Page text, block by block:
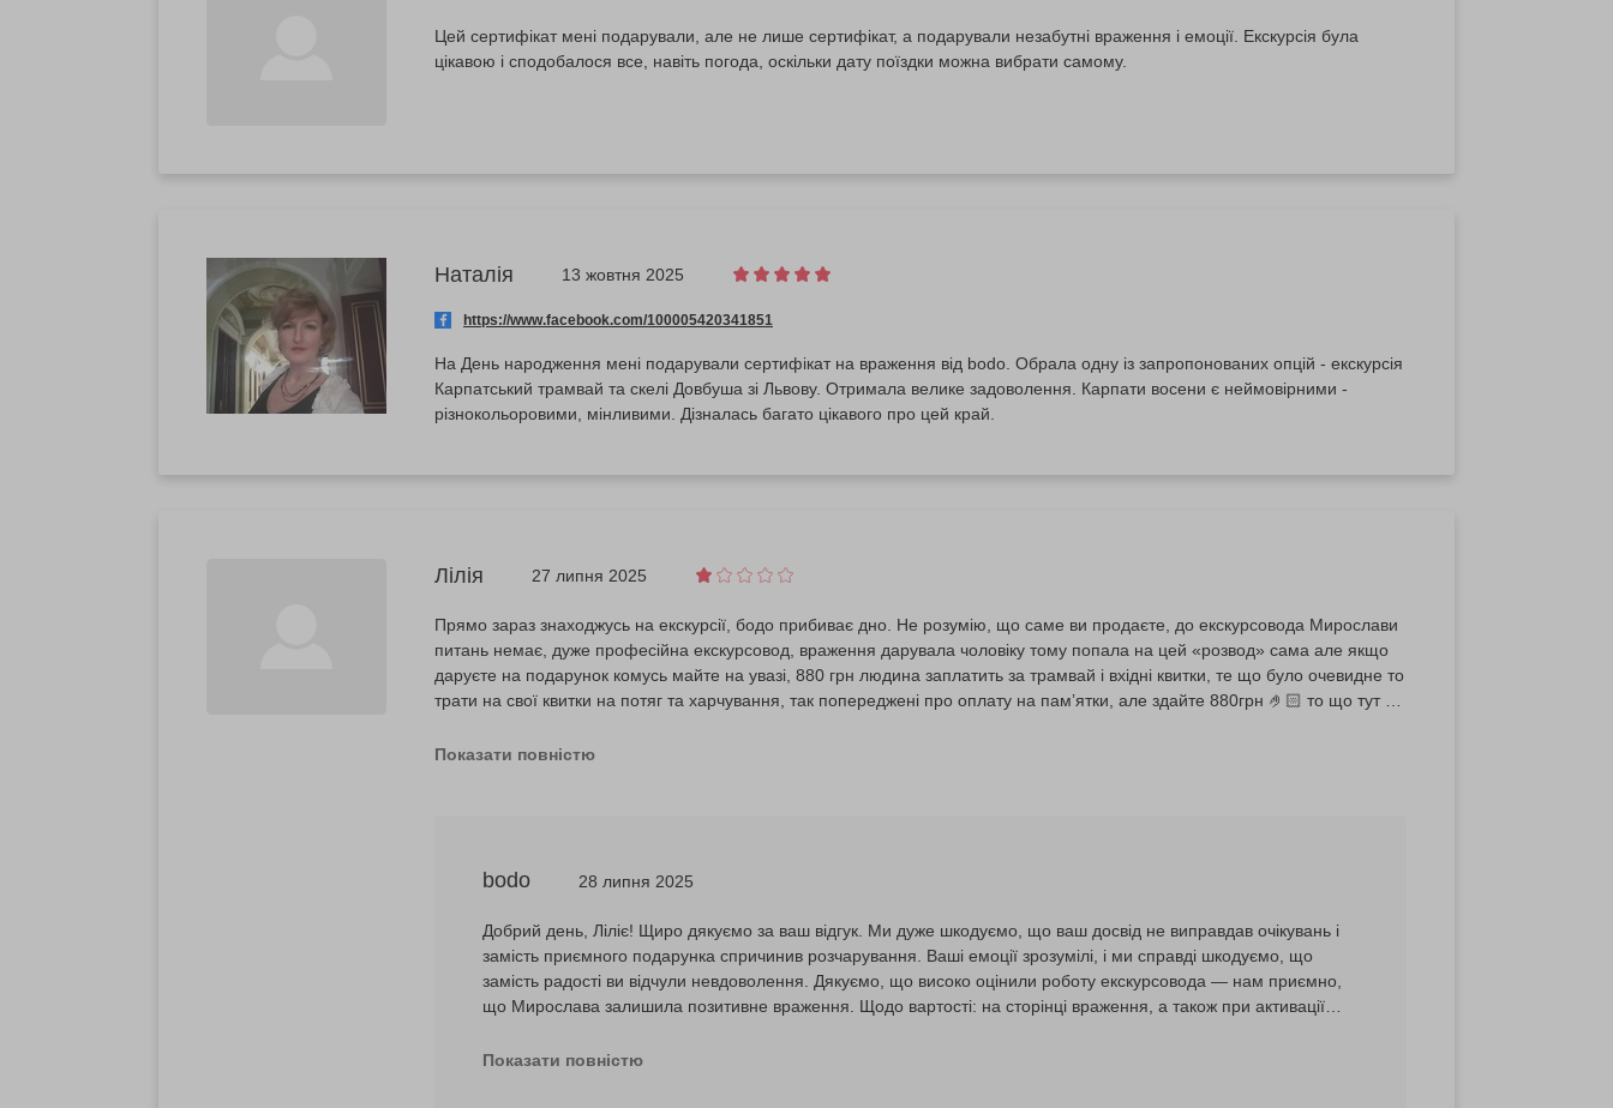
Цей сертифікат мені подарували, але не лише сертифікат, а подарували незабутні враження і емоції. Екскурсія була
цікавою і сподобалося все, навіть погода, оскільки дату поїздки можна вибрати самому.
Наталія 13 жовтня 2025
https://www.facebook.com/100005420341851
На День народження мені подарували сертифікат на враження від bodo. Обрала одну із запропонованих опцій - екскурсія
Карпатський трамвай та скелі Довбуша зі Львову. Отримала велике задоволення. Карпати восени є неймовірними -
різнокольоровими, мінливими. Дізналась багато цікавого про цей край.
Лілія 27 липня 2025
Прямо зараз знаходжусь на екскурсії, бодо прибиває дно. Не розумію, що саме ви продаєте, до екскурсовода Мирослави
питань немає, дуже професійна екскурсовод, враження дарувала чоловіку тому попала на цей «розвод» сама але якщо
даруєте на подарунок комусь майте на увазі, 880 грн людина заплатить за трамвай і вхідні квитки, те що було очевидне то
трати на свої квитки на потяг та харчування, так попереджені про оплату на памʼятки, але здайте 880грн 🤌🏻 то що тут від
зіпсуєте настрій замість подарунку вражень.
Показати повністю
bodo 28 липня 2025
Добрий день, Ліліє! Щиро дякуємо за ваш відгук. Ми дуже шкодуємо, що ваш досвід не виправдав очікувань і
замість приємного подарунка спричинив розчарування. Ваші емоції зрозумілі, і ми справді шкодуємо, що
замість радості ви відчули невдоволення. Дякуємо, що високо оцінили роботу екскурсовода — нам приємно,
що Мирослава залишила позитивне враження. Щодо вартості: на сторінці враження, а також при активації
провідника, страхування і екскурсійне обслуговування. Вхідні квитки та харчування оплачуються окремо, і ми
Показати повністю